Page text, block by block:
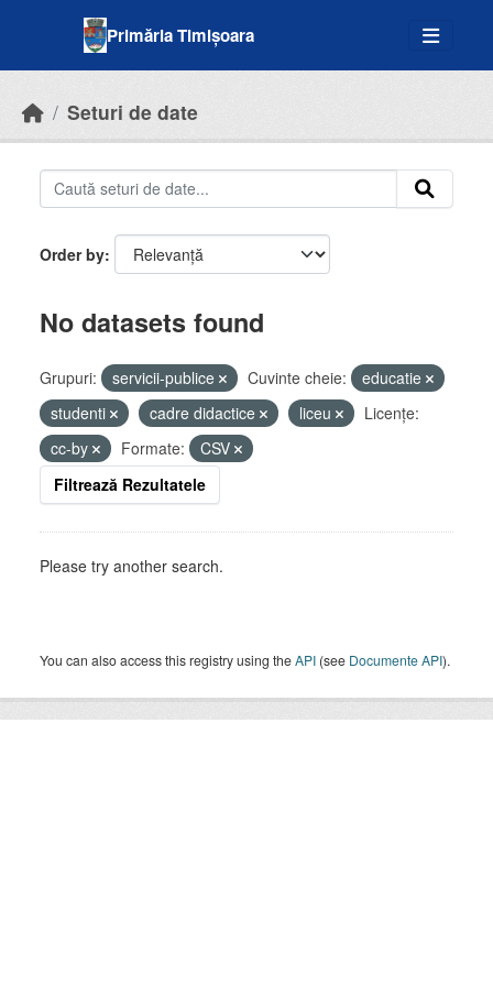
Primăria Timișoara
Seturi de date
Order by
No datasets found
Grupuri: servicii-publice Cuvinte cheie:
educatie
studenti
cadre didactice liceu
Licenţe:
cc-by
Formate:
CSV
Filtrează Rezultatele
Please try another search.
You can also access this registry using theAPI (see Documente API).